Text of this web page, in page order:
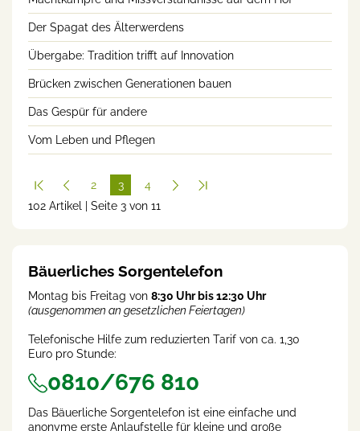
Der Spagat des Älterwerdens
Übergabe: Tradition trifft auf Innovation
Brücken zwischen Generationen bauen
Das Gespür für andere
Vom Leben und Pflegen
2
3
(cur
4
102 Artikel | Seite 3 von 11
Bäuerliches Sorgentelefon
Montag bis Freitag von 8:30 Uhr bis 12:30 Uhr
(ausgenommen an gesetzlichen Feiertagen)
Telefonische Hilfe zum reduzierten Tarif von ca. 1,30
Euro pro Stunde:
0810/676 810
Das Bäuerliche Sorgentelefon ist eine einfache und
anonyme erste Anlaufstelle für kleine und große